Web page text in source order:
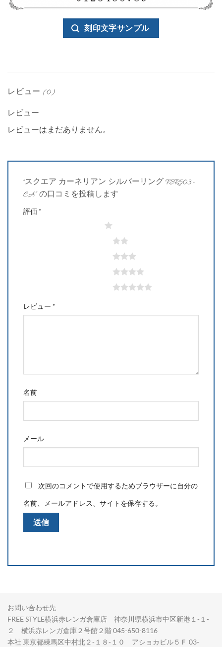
刻印文字サンプル
レビュー (0)
レビュー
レビューはまだありません。
“スクエア カーネリアン シルバーリング FSR503-
CA” の口コミを投稿します
評価 *
レビュー *
名前
メール
次回のコメントで使用するためブラウザーに自分の
名前、メールアドレス、サイトを保存する。
お問い合わせ先
FREE STYLE横浜赤レンガ倉庫店 神奈川県横浜市中区新港１-１-
２ 横浜赤レンガ倉庫２号館２階 045-650-8116
本社 東京都練馬区中村北２-１８-１０ アショカビル５Ｆ 03-